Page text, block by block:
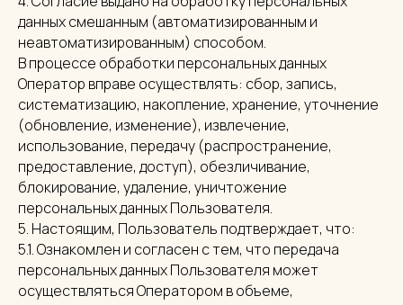
данных смешанным (автоматизированным и
неавтоматизированным) способом.
В процессе обработки персональных данных
Оператор вправе осуществлять: сбор, запись,
систематизацию, накопление, хранение, уточнение
(обновление, изменение), извлечение,
использование, передачу (распространение,
предоставление, доступ), обезличивание,
блокирование, удаление, уничтожение
персональных данных Пользователя.
5. Настоящим, Пользователь подтверждает, что:
5.1. Ознакомлен и согласен с тем, что передача
персональных данных Пользователя может
осуществляться Оператором в объеме,